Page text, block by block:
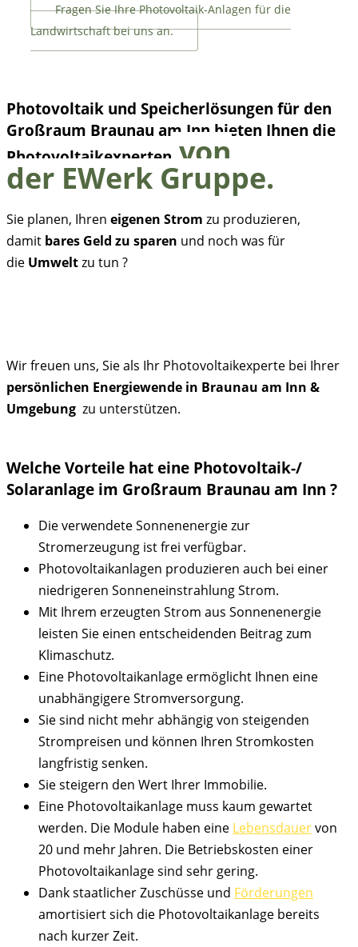
Fragen Sie Ihre Photovoltaik-Anlagen für die
Landwirtschaft bei uns an.
Photovoltaik und Speicherlösungen für den
Großraum Braunau am Inn bieten Ihnen die
Photovoltaikexperten von
der EWerk Gruppe.
Sie planen, Ihren eigenen Strom zu produzieren,
damit bares Geld zu sparen und noch was für
die Umweltzu tun ?
Wir freuen uns, Sie als Ihr Photovoltaikexperte bei Ihrer
persönlichen Energiewende in Braunau am Inn &
Umgebung zu unterstützen.
Welche Vorteile hat eine Photovoltaik-/
Solaranlage im Großraum Braunau am Inn ?
Die verwendete Sonnenenergie zur
Stromerzeugung ist frei verfügbar.
Photovoltaikanlagen produzieren auch bei einer
niedrigeren Sonneneinstrahlung Strom.
Mit Ihrem erzeugten Strom aus Sonnenenergie
leisten Sie einen entscheidenden Beitrag zum
Klimaschutz.
Eine Photovoltaikanlage ermöglicht Ihnen eine
unabhängigere Stromversorgung.
Sie sind nicht mehr abhängig von steigenden
Strompreisen und können Ihren Stromkosten
langfristig senken.
Sie steigern den Wert Ihrer Immobilie.
Eine Photovoltaikanlage muss kaum gewartet
werden. Die Module haben eine Lebensdauervon
20 und mehr Jahren. Die Betriebskosten einer
Photovoltaikanlage sind sehr gering.
Dank staatlicher Zuschüsse und Förderungen
amortisiert sich die Photovoltaikanlage bereits
nach kurzer Zeit.